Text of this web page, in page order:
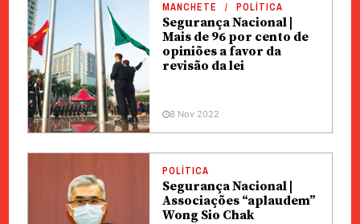
MANCHETE POLÍTICA
Segurança Nacional |
Mais de 96 por cento de
opiniões a favor da
revisão da lei
8 Nov 2022
POLÍTICA
Segurança Nacional |
Associações “aplaudem”
Wong Sio Chak